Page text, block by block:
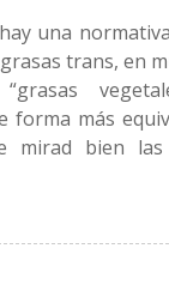
una
trans, en
forma más
mirad bien